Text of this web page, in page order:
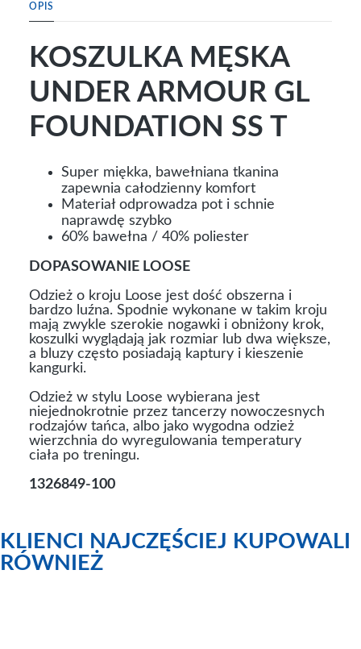
OPIS
KOSZULKA MĘSKA
UNDER ARMOUR GL
FOUNDATION SS T
Super miękka, bawełniana tkanina
zapewnia całodzienny komfort
Materiał odprowadza pot i schnie
naprawdę szybko
60% bawełna / 40% poliester
DOPASOWANIE LOOSE
Odzież o kroju Loose jest dość obszerna i
bardzo luźna. Spodnie wykonane w takim kroju
mają zwykle szerokie nogawki i obniżony krok,
koszulki wyglądają jak rozmiar lub dwa większe,
a bluzy często posiadają kaptury i kieszenie
kangurki.
Odzież w stylu Loose wybierana jest
niejednokrotnie przez tancerzy nowoczesnych
rodzajów tańca, albo jako wygodna odzież
wierzchnia do wyregulowania temperatury
ciała po treningu.
1326849-100
KLIENCI NAJCZĘŚCIEJ KUPOWALI
RÓWNIEŻ